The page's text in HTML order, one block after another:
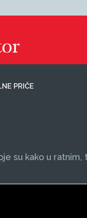
PRIČE
su kako u